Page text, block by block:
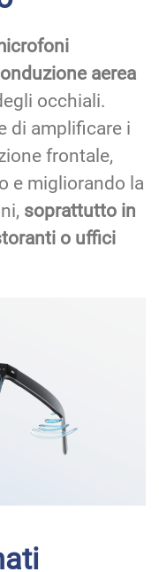
aerea
occhiali.
di amplificare i
frontale,
e migliorando la
soprattutto in
o uffici